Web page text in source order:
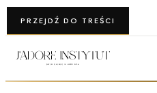
PRZEJDŹ DO TREŚCI
WARSZAWA · KRAKÓW